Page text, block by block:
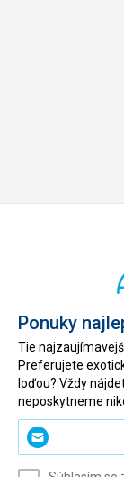
Ponuky
Tie
Preferujete
loďou? Vždy
neposkytneme
Zadajte
svoj